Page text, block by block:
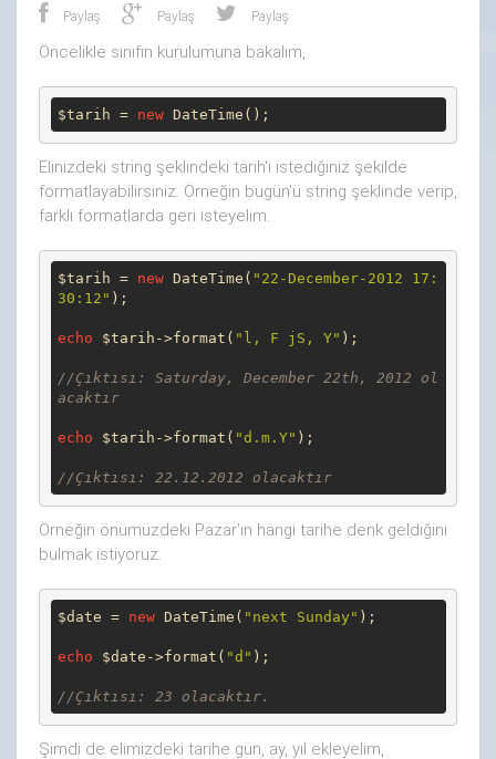
Paylaş
Paylaş Paylaş
Öncelikle sınıfın kurulumuna bakalım,
$tarih = new DateTime();
Elinizdeki string şeklindeki tarih'i istediğiniz şekilde
formatlayabilirsiniz. Örneğin bugün'ü string şeklinde verip,
farklı formatlarda geri isteyelim.
$tarih = new DateTime( "22-December-2012 17:
30:12" );
echo $tarih->format( "l, F jS, Y" );
//Çıktısı: Saturday, December 22th, 2012 ol
acaktır
echo $tarih->format( "d.m.Y" );
//Çıktısı: 22.12.2012 olacaktır
Örneğin önümüzdeki Pazar'ın hangi tarihe denk geldiğini
bulmak istiyoruz.
$date = new DateTime( "next Sunday" );
echo $date->format( "d" );
//Çıktısı: 23 olacaktır.
Şimdi de elimizdeki tarihe gün, ay, yıl ekleyelim,